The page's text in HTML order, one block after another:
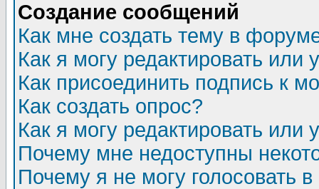
Создание сообщений
Как мне создать тему в
Как я могу редактировать или
Как присоединить подпись к
Как создать опрос?
Как я могу редактировать или
Почему мне недоступны
Почему я не могу голосовать